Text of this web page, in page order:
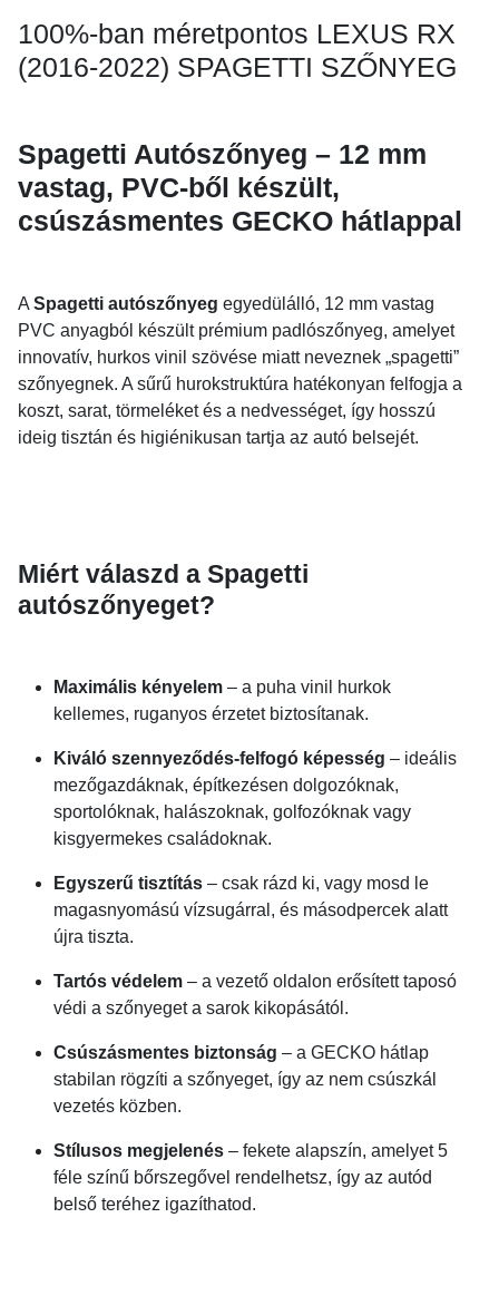
100%-ban méretpontos LEXUS RX
(2016-2022) SPAGETTI SZŐNYEG
Spagetti Autószőnyeg – 12 mm
vastag, PVC-ből készült,
csúszásmentes GECKO hátlappal
A Spagetti autószőnyeg egyedülálló, 12 mm vastag
PVC anyagból készült prémium padlószőnyeg, amelyet
innovatív, hurkos vinil szövése miatt neveznek „spagetti”
szőnyegnek. A sűrű hurokstruktúra hatékonyan felfogja a
koszt, sarat, törmeléket és a nedvességet, így hosszú
ideig tisztán és higiénikusan tartja az autó belsejét.
Miért válaszd a Spagetti
autószőnyeget?
Maximális kényelem – a puha vinil hurkok
kellemes, ruganyos érzetet biztosítanak.
Kiváló szennyeződés-felfogó képesség – ideális
mezőgazdáknak, építkezésen dolgozóknak,
sportolóknak, halászoknak, golfozóknak vagy
kisgyermekes családoknak.
Egyszerű tisztítás – csak rázd ki, vagy mosd le
magasnyomású vízsugárral, és másodpercek alatt
újra tiszta.
Tartós védelem – a vezető oldalon erősített taposó
védi a szőnyeget a sarok kikopásától.
Csúszásmentes biztonság – a GECKO hátlap
stabilan rögzíti a szőnyeget, így az nem csúszkál
vezetés közben.
Stílusos megjelenés – fekete alapszín, amelyet 5
féle színű bőrszegővel rendelhetsz, így az autód
belső teréhez igazíthatod.